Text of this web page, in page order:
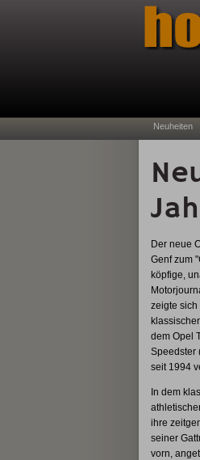
Neuheiten
Der neue
Genf zum
köpfige,
zeigte sich
dem Opel
Speedster
seit 1994
In dem
ihre
seiner
vorn,